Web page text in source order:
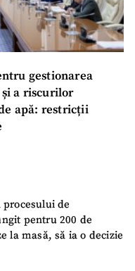
gestionarea
a riscurilor
apă: restricții
de
pentru 200 de
la masă, să ia o decizie